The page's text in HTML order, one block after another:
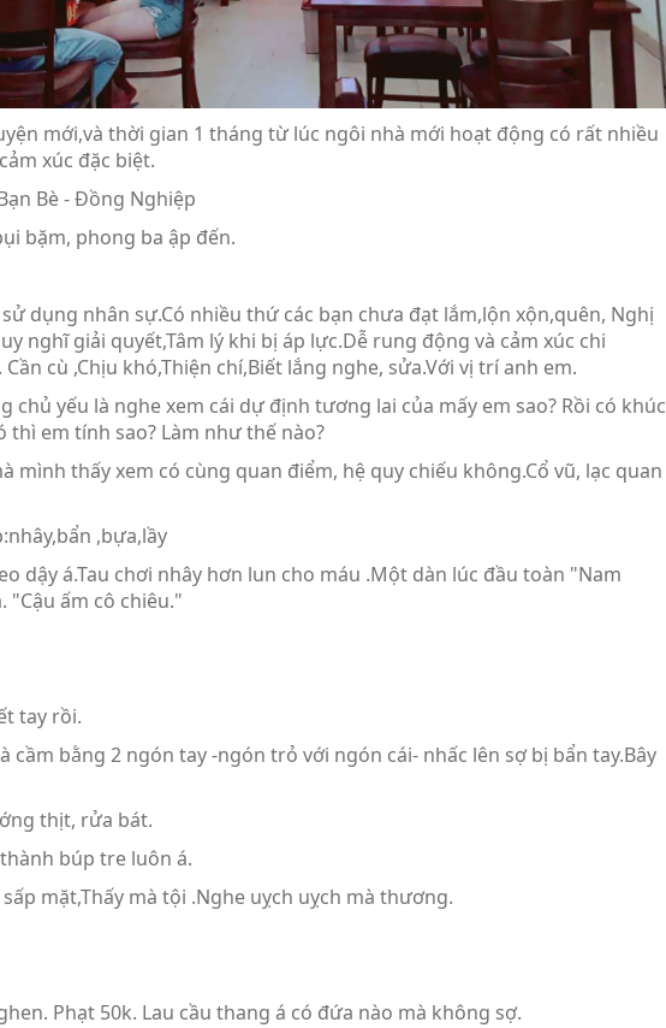
mới,và thời gian 1 tháng từ lúc ngôi nhà mới hoạt động có rất nhiều
xúc đặc biệt.
Bè - Đồng Nghiệp
bặm, phong ba ập đến.
dụng nhân sự.Có nhiều thứ các bạn chưa đạt lắm,lộn xộn,quên, Nghị
nghĩ giải quyết,Tâm lý khi bị áp lực.Dễ rung động và cảm xúc chi
cù ,Chịu khó,Thiện chí,Biết lắng nghe, sửa.Với vị trí anh em.
chủ yếu là nghe xem cái dự định tương lai của mấy em sao? Rồi có khúc
thì em tính sao? Làm như thế nào?
mình thấy xem có cùng quan điểm, hệ quy chiếu không.Cổ vũ, lạc quan
,bựa,lầy
dậy á.Tau chơi nhây hơn lun cho máu .Một dàn lúc đầu toàn "Nam
ấm cô chiêu."
tay rồi.
cầm bằng 2 ngón tay -ngón trỏ với ngón cái- nhấc lên sợ bị bẩn tay.Bây
thịt, rửa bát.
búp tre luôn á.
mặt,Thấy mà tội .Nghe uỵch uỵch mà thương.
Phạt 50k. Lau cầu thang á có đứa nào mà không sợ.